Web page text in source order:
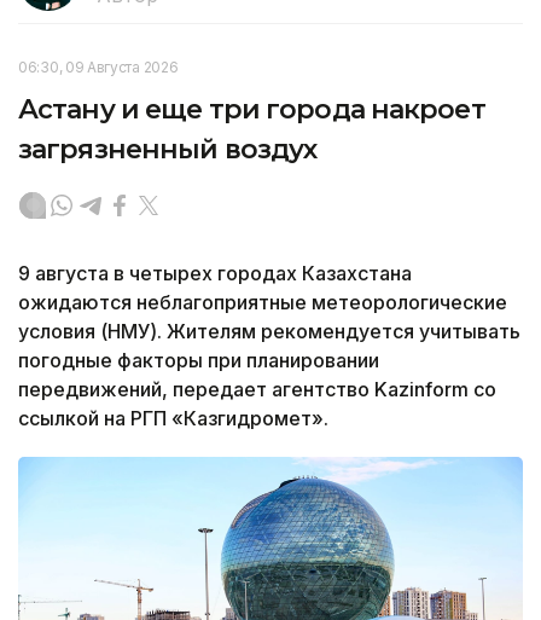
06:30, 09 Августа 2026
Астану и еще три города накроет
загрязненный воздух
9 августа в четырех городах Казахстана
ожидаются неблагоприятные метеорологические
условия (НМУ). Жителям рекомендуется учитывать
погодные факторы при планировании
передвижений, передает агентство Kazinform со
ссылкой на РГП «Казгидромет».